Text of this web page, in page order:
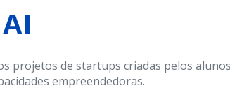
projetos de startups criadas pelos
empreendedoras.